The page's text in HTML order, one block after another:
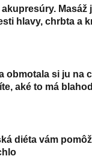
Masáž
hlavy, chrbta a
obmotala si ju na
aké to má
diéta vám